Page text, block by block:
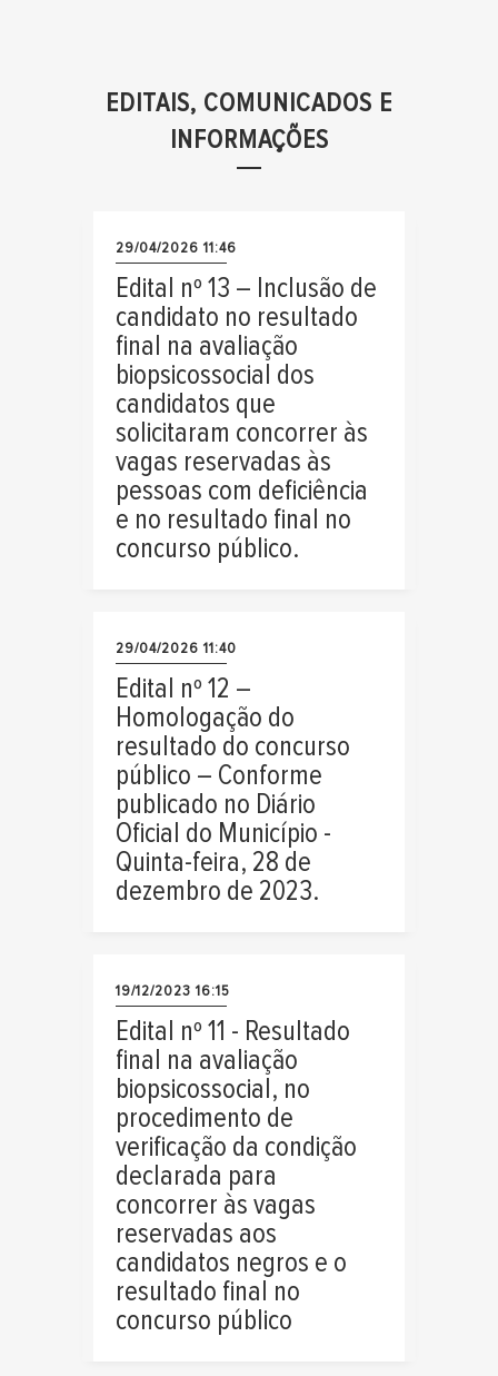
EDITAIS, COMUNICADOS E
INFORMAÇÕES
29/04/2026 11:46
Edital nº 13 – Inclusão de
candidato no resultado
final na avaliação
biopsicossocial dos
candidatos que
solicitaram concorrer às
vagas reservadas às
pessoas com deficiência
e no resultado final no
concurso público.
29/04/2026 11:40
Edital nº 12 –
Homologação do
resultado do concurso
público – Conforme
publicado no Diário
Oficial do Município -
Quinta-feira, 28 de
dezembro de 2023.
19/12/2023 16:15
Edital nº 11 - Resultado
final na avaliação
biopsicossocial, no
procedimento de
verificação da condição
declarada para
concorrer às vagas
reservadas aos
candidatos negros e o
resultado final no
concurso público